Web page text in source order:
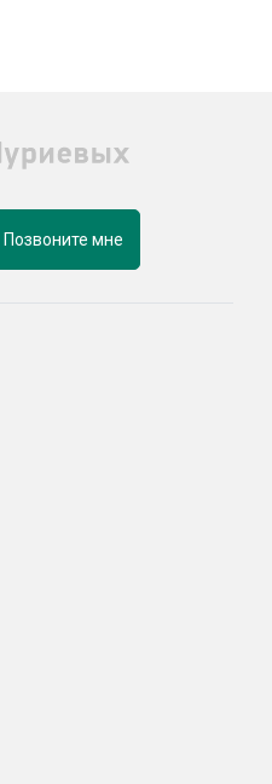
Позвоните мне